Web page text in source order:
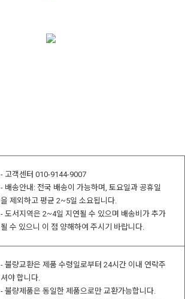
- 고객센터 010-9144-9007
- 배송안내: 전국 배송이 가능하며, 토요일과 공휴일
을 제외하고 평균 2~5일 소요됩니다.
- 도서지역은 2~4일 지연될 수 있으며 배송비가 추가
될 수 있으니 이 점 양해하여 주시기 바랍니다.
- 불량교환은 제품 수령일로부터 24시간 이내 연락주
셔야 합니다.
- 불량제품은 동일한 제품으로만 교환가능합니다.